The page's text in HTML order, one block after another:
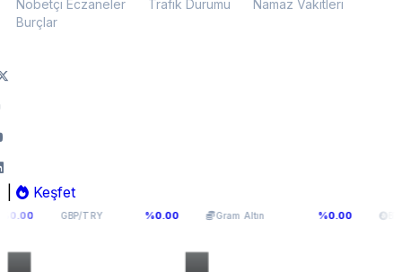
Nöbetçi Eczaneler
Trafik Durumu
Namaz Vakitleri
Burçlar
Keşfet
64,131 %0.00 Gram Altın6.099,28 %0.00 $64.881,65